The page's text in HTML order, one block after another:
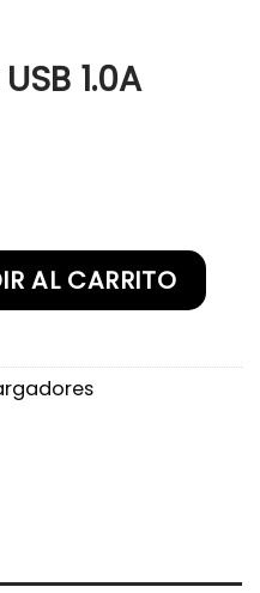
1.0A
cantidad
AL CARRITO